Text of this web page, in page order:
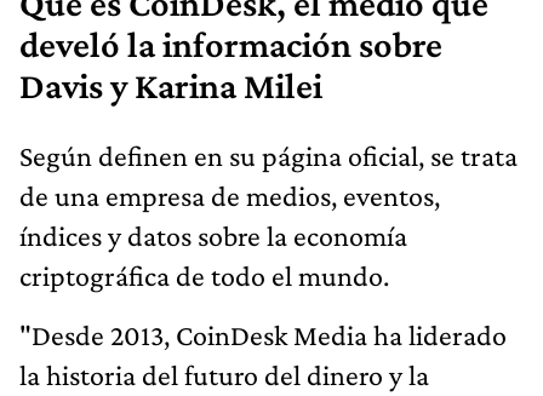
develó la información sobre
Davis y Karina Milei
Según definen en su página oficial, se trata
de una empresa de medios, eventos,
índices y datos sobre la economía
criptográfica de todo el mundo.
"Desde 2013, CoinDesk Media ha liderado
la historia del futuro del dinero y la